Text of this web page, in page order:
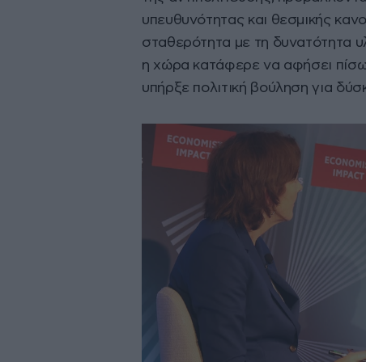
υπευθυνότητας και θεσμικής
σταθερότητα με τη δυνατότητα
η χώρα κατάφερε να αφήσει πίσω
υπήρξε πολιτική βούληση για